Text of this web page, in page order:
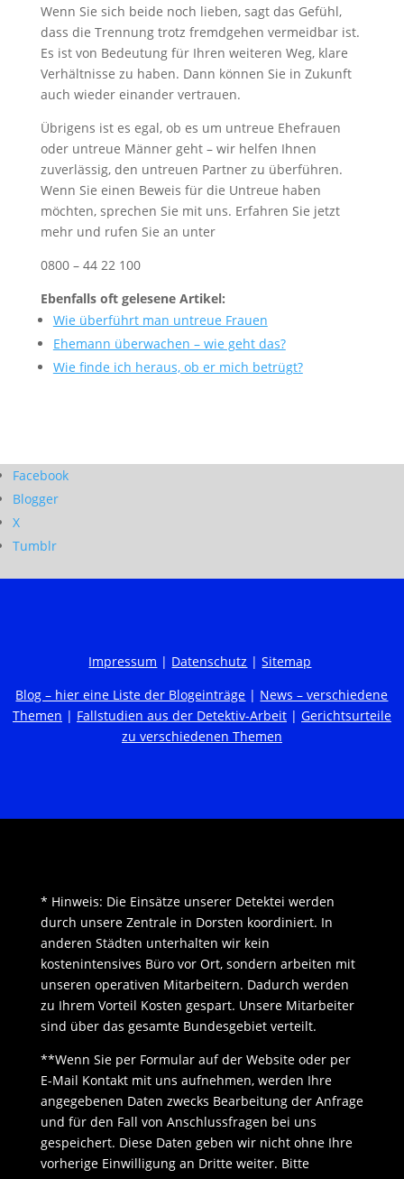
Wenn Sie sich beide noch lieben, sagt das Gefühl,
dass die Trennung trotz fremdgehen vermeidbar ist.
Es ist von Bedeutung für Ihren weiteren Weg, klare
Verhältnisse zu haben. Dann können Sie in Zukunft
auch wieder einander vertrauen.
Übrigens ist es egal, ob es um untreue Ehefrauen
oder untreue Männer geht – wir helfen Ihnen
zuverlässig, den untreuen Partner zu überführen.
Wenn Sie einen Beweis für die Untreue haben
möchten, sprechen Sie mit uns. Erfahren Sie jetzt
mehr und rufen Sie an unter
0800 – 44 22 100
Ebenfalls oft gelesene Artikel:
Wie überführt man untreue Frauen
Ehemann überwachen – wie geht das?
Wie finde ich heraus, ob er mich betrügt?
Facebook
Blogger
X
Tumblr
Impressum | Datenschutz |Sitemap
Blog – hier eine Liste der Blogeinträge | News – verschiedene
Themen | Fallstudien aus der Detektiv-Arbeit| Gerichtsurteile
zu verschiedenen Themen
* Hinweis: Die Einsätze unserer Detektei werden
durch unsere Zentrale in Dorsten koordiniert. In
anderen Städten unterhalten wir kein
kostenintensives Büro vor Ort, sondern arbeiten mit
unseren operativen Mitarbeitern. Dadurch werden
zu Ihrem Vorteil Kosten gespart. Unsere Mitarbeiter
sind über das gesamte Bundesgebiet verteilt.
**Wenn Sie per Formular auf der Website oder per
E-Mail Kontakt mit uns aufnehmen, werden Ihre
angegebenen Daten zwecks Bearbeitung der Anfrage
und für den Fall von Anschlussfragen bei uns
gespeichert. Diese Daten geben wir nicht ohne Ihre
vorherige Einwilligung an Dritte weiter. Bitte